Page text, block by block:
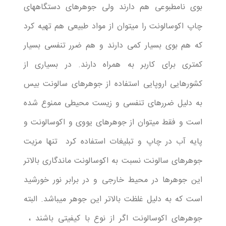
بوی نامطبوعی هم دارند ولی جوهرهای دستگاههای
چاپ اکوسالونت را میتوان از مواد طبیعی هم تهیه کرد
که هم بوی بسیار کمی دارند و هم ضرر تنفسی بسیار
کمتری برای کاربر به همراه دارند. در بسیاری از
کشورهایی اروپایی استفاده از جوهرهای سالونت بیس
به دلیل ضررهای تنفسی و زیست محیطی ممنوع شده
است و فقط میتوان از جوهرهای یووی و اکوسالونت و
پایه آب در چاپ و تبلیغات استفاده کرد تنها مزیت
جوهرهای سالونت نسبت به اکوسالونت ماندگاری بالاتر
این جوهرها در محیط خارجی و در برابر نور خورشید
است که به دلیل غلظت بالاتر این جوهر میباشد. البته
جوهرهای اکوسالونت اگر از نوع با کیفیتی باشند ،